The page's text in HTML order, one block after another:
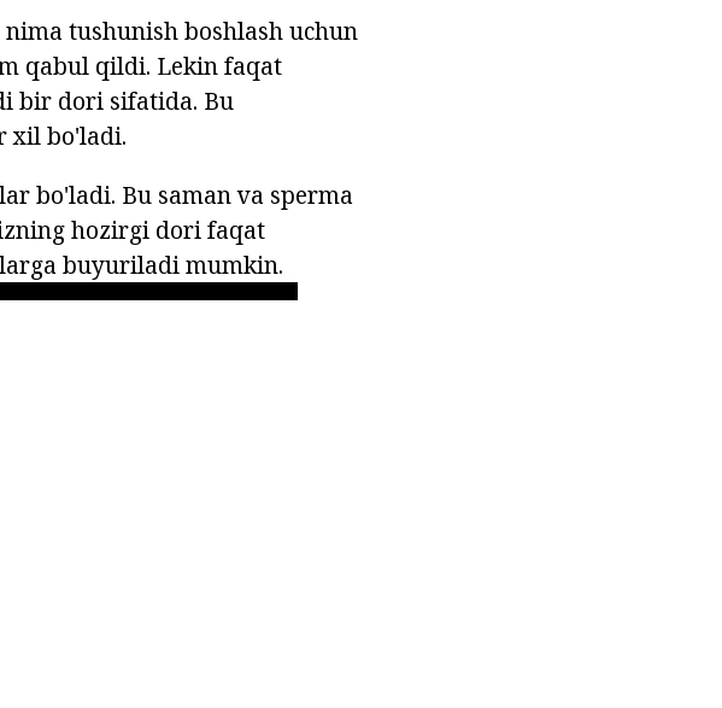
tushunish boshlash uchun
qabul qildi. Lekin faqat
bir dori sifatida. Bu
xil bo'ladi.
bo'ladi. Bu saman va sperma
hozirgi dori faqat
buyuriladi mumkin.